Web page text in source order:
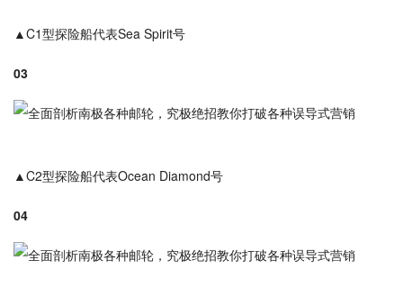
▲C1型探险船代表Sea Spirit号
03
▲C2型探险船代表Ocean Diamond号
04